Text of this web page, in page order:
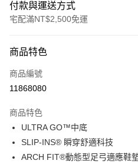
付款與運送方式
宅配滿NT$2,500免運
信用卡一次付款
LINE Pay
相關說明
【大哥付你分期使用說明】
1.本服務由台灣大哥大提供，台灣大哥
2.付款方式選擇「大哥付你分期」，訂
流程，驗證手機門號後，選擇欲分期
ATM付款
商品特色
商品編號
11868080
商品特色
ULTRA GO™中底
SLIP-INS® 瞬穿舒適科技
ARCH FIT®動態型足弓適應鞋